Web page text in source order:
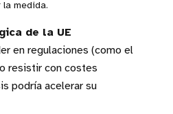
la medida.
de la UE
en regulaciones (como el
resistir con costes
podría acelerar su